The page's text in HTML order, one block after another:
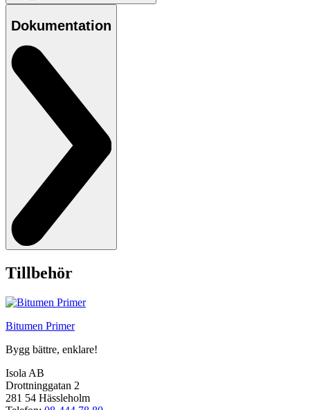
Dokumentation
Tillbehör
Bitumen Primer
Bygg bättre, enklare!
Isola AB
Drottninggatan 2
281 54 Hässleholm